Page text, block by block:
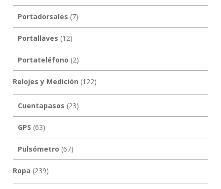
Portadorsales (7)
Portallaves (12)
Portateléfono (2)
Relojes y Medición (122)
Cuentapasos (23)
GPS (63)
Pulsómetro (67)
Ropa (239)